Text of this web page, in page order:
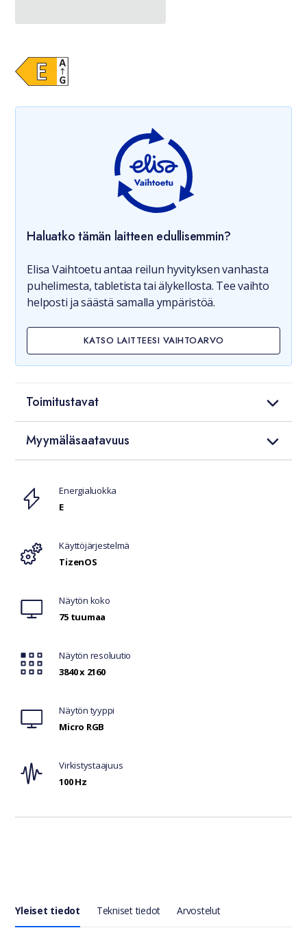
Haluatko tämän laitteen edullisemmin?
Elisa Vaihtoetu antaa reilun hyvityksen vanhasta
puhelimesta, tabletista tai älykellosta. Tee vaihto
helposti ja säästä samalla ympäristöä.
KATSO LAITTEESI VAIHTOARVO
Toimitustavat
Myymäläsaatavuus
Ominaisuudet
Energialuokka
E
Käyttöjärjestelmä
TizenOS
Näytön koko
75 tuumaa
Näytön resoluutio
3840 x 2160
Näytön tyyppi
Micro RGB
Virkistystaajuus
100 Hz
Yleiset tiedot Tekniset tiedot Arvostelut